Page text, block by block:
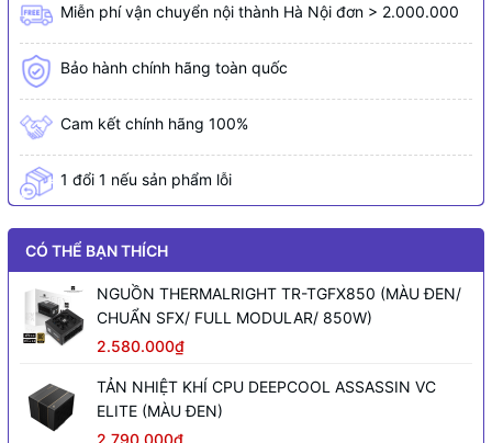
Miễn phí vận chuyển nội thành Hà Nội đơn > 2.000.000
Bảo hành chính hãng toàn quốc
Cam kết chính hãng 100%
1 đổi 1 nếu sản phẩm lỗi
CÓ THỂ BẠN THÍCH
NGUỒN THERMALRIGHT TR-TGFX850 (MÀU ĐEN/
CHUẨN SFX/ FULL MODULAR/ 850W)
2.580.000₫
TẢN NHIỆT KHÍ CPU DEEPCOOL ASSASSIN VC
ELITE (MÀU ĐEN)
2.790.000₫